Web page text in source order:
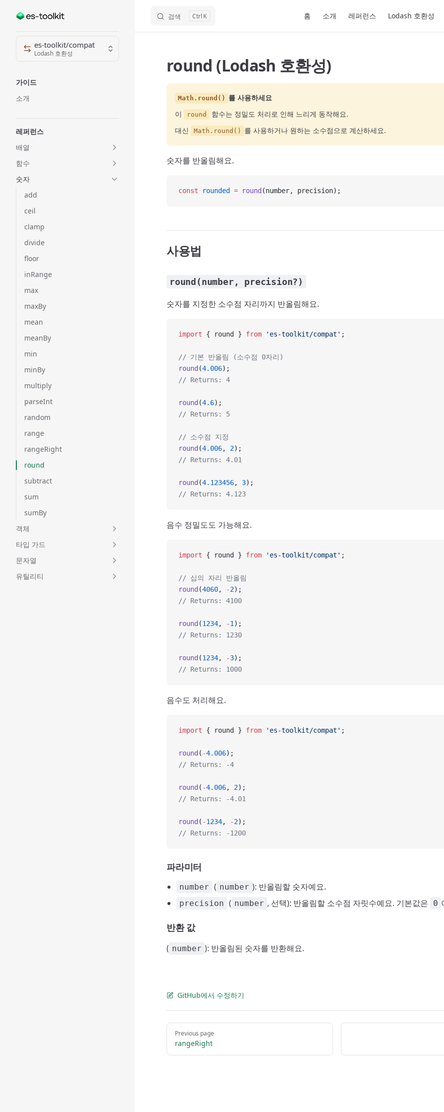
Skip to content 검색 K 홈 소개 레퍼런스 Lodash 호환성
Sidebar Navigation
es-toolkit/compat
Lodash 호환성
가이드
소개
레퍼런스
배열
함수
숫자
add
ceil
clamp
divide
floor
inRange
max
maxBy
mean
meanBy
min
minBy
multiply
parseInt
random
range
rangeRight
round
subtract
sum
sumBy
객체
타입 가드
문자열
유틸리티
round (Lodash 호환성)
Math.round() 를 사용하세요
이
round
함수는 정밀도 처리로 인해 느리게 동작해요.
대신
Math.round() 를 사용하거나 원하는 소수점으로 계산하세요.
숫자를 반올림해요.
const rounded = round (number, precision);
사용법
round(number, precision?)
숫자를 지정한 소수점 자리까지 반올림해요.
import { round } from 'es-toolkit/compat' ;
// 기본 반올림 (소수점 0자리)
round (4.006);
// Returns: 4
round (4.6);
// Returns: 5
// 소수점 지정
round (4.006, 2);
// Returns: 4.01
round (4.123456, 3);
// Returns: 4.123
음수 정밀도도 가능해요.
import { round } from 'es-toolkit/compat' ;
// 십의 자리 반올림
round (4060, -2);
// Returns: 4100
round (1234, -1 );
// Returns: 1230
round (1234, -3);
// Returns: 1000
음수도 처리해요.
import { round } from 'es-toolkit/compat' ;
round ( -4.006);
// Returns: -4
round ( -4.006, 2);
// Returns: -4.01
round ( -1234, -2);
// Returns: -1200
파라미터
number ( number ): 반올림할 숫자예요.
precision ( number , 선택): 반올림할 소수점 자릿수예요. 기본값은 0
반환 값
( number ): 반올림된 숫자를 반환해요.
GitHub에서 수정하기
Pager
Previous page
rangeRight